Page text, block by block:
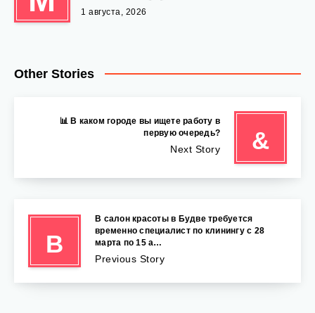
1 августа, 2026
Other Stories
&
📊 В каком городе вы ищете работу в
первую очередь?
Next Story
В
В салон красоты в Будве требуется
временно специалист по клинингу с 28
марта по 15 а…
Previous Story